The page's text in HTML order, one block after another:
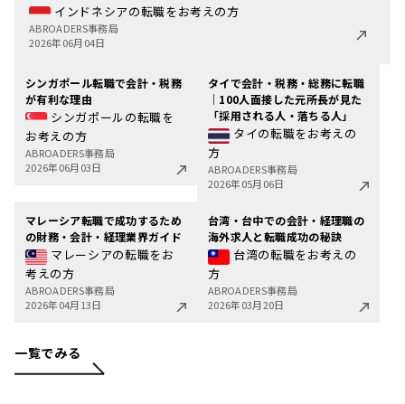
インドネシアの転職をお考えの方
ABROADERS事務局
2026年06月04日
シンガポール転職で会計・税務
が有利な理由
シンガポールの転職を
お考えの方
ABROADERS事務局
2026年06月03日
タイで会計・税務・総務に転職
｜100人面接した元所長が見た
「採用される人・落ちる人」
タイの転職をお考えの
方
ABROADERS事務局
2026年05月06日
マレーシア転職で成功するため
の財務・会計・経理業界ガイド
マレーシアの転職をお
考えの方
ABROADERS事務局
2026年04月13日
台湾・台中での会計・経理職の
海外求人と転職成功の秘訣
台湾の転職をお考えの
方
ABROADERS事務局
2026年03月20日
一覧でみる